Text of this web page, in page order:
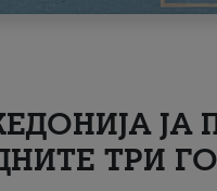
ЈА
ТРИ